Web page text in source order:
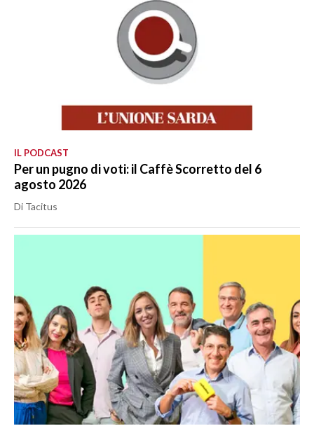
IL PODCAST
Per un pugno di voti: il Caffè Scorretto del 6
agosto 2026
Di Tacitus